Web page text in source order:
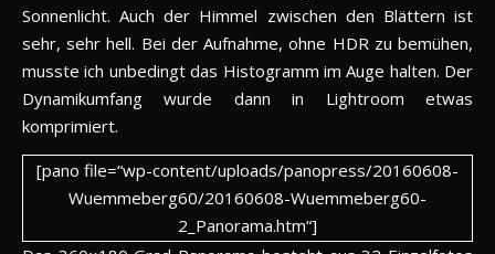
Sonnenlicht. Auch der Himmel zwischen den Blättern ist
sehr, sehr hell. Bei der Aufnahme, ohne HDR zu bemühen,
musste ich unbedingt das Histogramm im Auge halten. Der
Dynamikumfang wurde dann in Lightroom etwas
komprimiert.
[pano file=“wp-content/uploads/panopress/20160608-
Wuemmeberg60/20160608-Wuemmeberg60-
2_Panorama.htm“]